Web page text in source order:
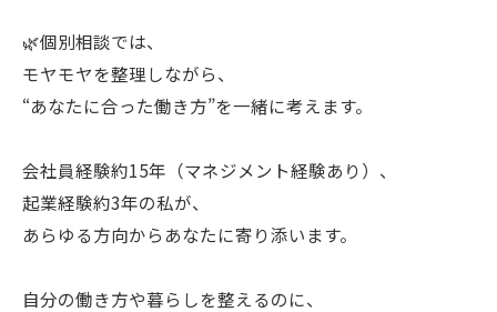
🌿個別相談では、
モヤモヤを整理しながら、
“あなたに合った働き方”を一緒に考えます。
会社員経験約15年（マネジメント経験あり）、
起業経験約3年の私が、
あらゆる方向からあなたに寄り添います。
自分の働き方や暮らしを整えるのに、